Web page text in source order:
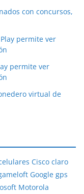
con concursos,
permite ver
permite ver
virtual de
Cisco claro
Google gps
Motorola